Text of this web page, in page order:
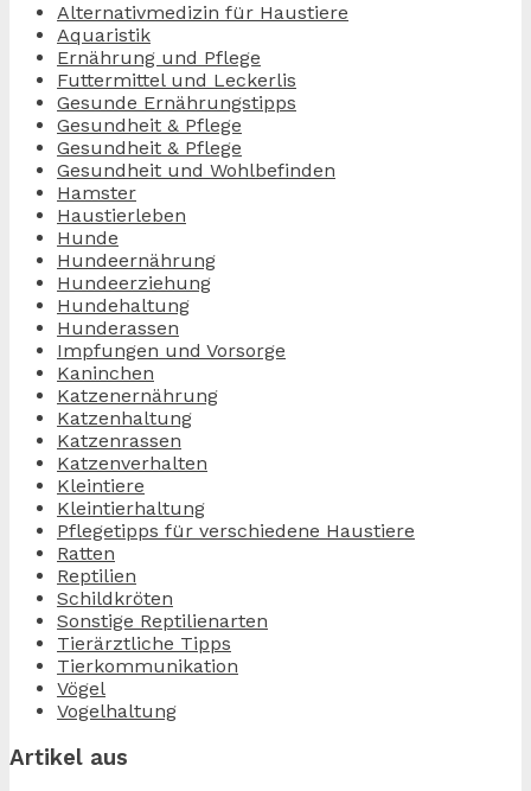
Alternativmedizin für Haustiere
Aquaristik
Ernährung und Pflege
Futtermittel und Leckerlis
Gesunde Ernährungstipps
Gesundheit & Pflege
Gesundheit & Pflege
Gesundheit und Wohlbefinden
Hamster
Haustierleben
Hunde
Hundeernährung
Hundeerziehung
Hundehaltung
Hunderassen
Impfungen und Vorsorge
Kaninchen
Katzenernährung
Katzenhaltung
Katzenrassen
Katzenverhalten
Kleintiere
Kleintierhaltung
Pflegetipps für verschiedene Haustiere
Ratten
Reptilien
Schildkröten
Sonstige Reptilienarten
Tierärztliche Tipps
Tierkommunikation
Vögel
Vogelhaltung
Artikel aus